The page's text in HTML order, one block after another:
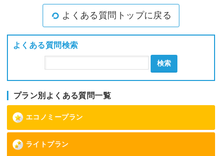
よくある質問トップに戻る
よくある質問検索
検索
プラン別よくある質問一覧
エコノミープラン
ライトプラン